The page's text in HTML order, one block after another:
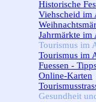
Historische
Viehscheid im
Jahrmärkte im
Tourismus im
Tourismus im
Fuessen -
Online-Karten
Gesundheit